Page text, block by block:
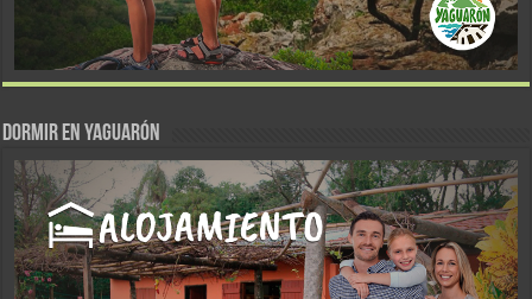
DORMIR EN YAGUARÓN